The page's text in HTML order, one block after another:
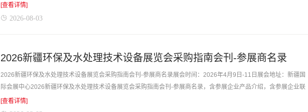
等，是你寻找项目、产品与厂商货源...
[查看详情]
2026-08-03
2026新疆环保及水处理技术设备展览会采购指南会刊-参展商名录
2026新疆环保及水处理技术设备展览会采购指南会刊-参展商名录展会时间：2026年4月9日-11日展会地址：新疆国
际会展中心2026新疆环保及水处理技术设备展览会采购指南会刊-参展商名录，含参展企业产品介绍，含参展企业联
系方式等，是你寻找项目、产品与厂商货源的...
[查看详情]